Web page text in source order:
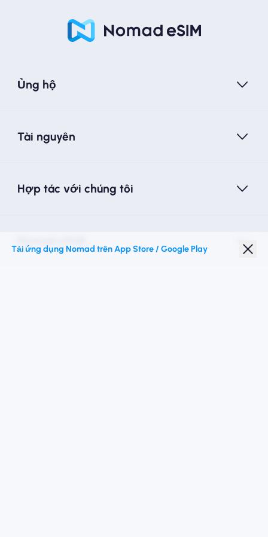
Ủng hộ
Tài nguyên
Hợp tác với chúng tôi
Tải ứng dụng Nomad trên App Store / Google Play